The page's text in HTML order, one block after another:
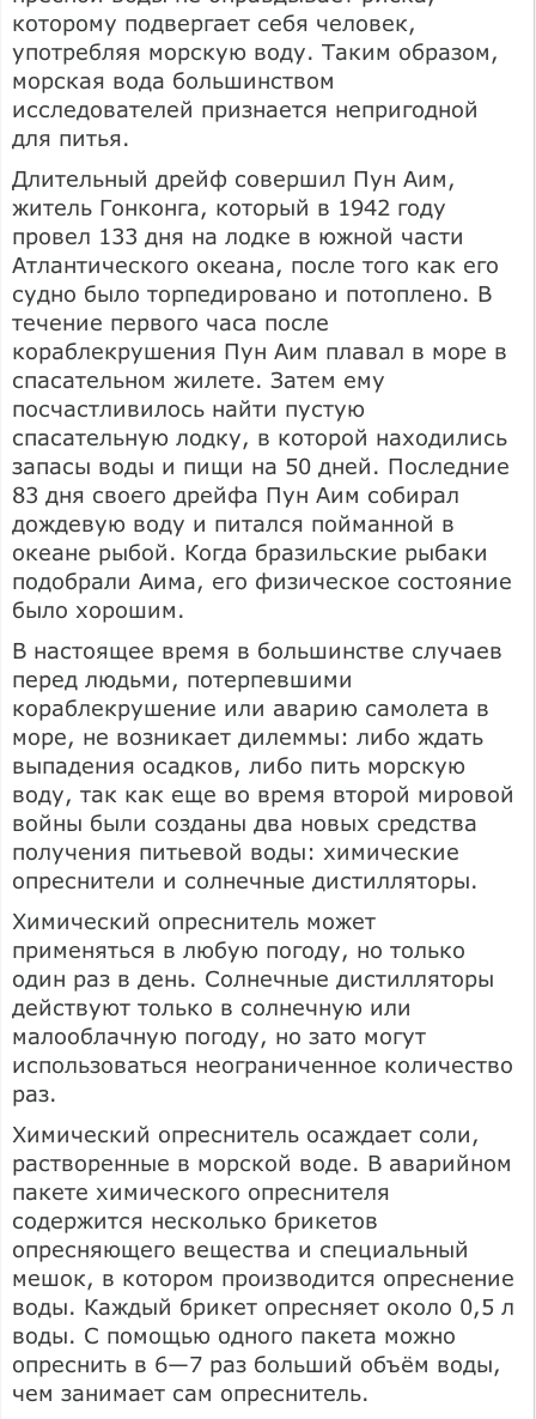
которому подвергает себя человек,
употребляя морскую воду. Таким образом,
морская вода большинством
исследователей признается непригодной
для питья.
Длительный дрейф совершил Пун Аим,
житель Гонконга, который в 1942 году
провел 133 дня на лодке в южной части
Атлантического океана, после того как его
судно было торпедировано и потоплено. В
течение первого часа после
кораблекрушения Пун Аим плавал в море в
спасательном жилете. Затем ему
посчастливилось найти пустую
спасательную лодку, в которой находились
запасы воды и пищи на 50 дней. Последние
83 дня своего дрейфа Пун Аим собирал
дождевую воду и питался пойманной в
океане рыбой. Когда бразильские рыбаки
подобрали Аима, его физическое состояние
было хорошим.
В настоящее время в большинстве случаев
перед людьми, потерпевшими
кораблекрушение или аварию самолета в
море, не возникает дилеммы: либо ждать
выпадения осадков, либо пить морскую
воду, так как еще во время второй мировой
войны были созданы два новых средства
получения питьевой воды: химические
опреснители и солнечные дистилляторы.
Химический опреснитель может
применяться в любую погоду, но только
один раз в день. Солнечные дистилляторы
действуют только в солнечную или
малооблачную погоду, но зато могут
использоваться неограниченное количество
раз.
Химический опреснитель осаждает соли,
растворенные в морской воде. В аварийном
пакете химического опреснителя
содержится несколько брикетов
опресняющего вещества и специальный
мешок, в котором производится опреснение
воды. Каждый брикет опресняет около 0,5 л
воды. С помощью одного пакета можно
опреснить в 6—7 раз больший объём воды,
чем занимает сам опреснитель.